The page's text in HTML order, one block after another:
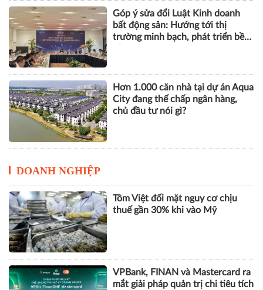
Góp ý sửa đổi Luật Kinh doanh
bất động sản: Hướng tới thị
trường minh bạch, phát triển bền
Hơn 1.000 căn nhà tại dự án Aqua
City đang thế chấp ngân hàng,
chủ đầu tư nói gì?
DOANH NGHIỆP
Tôm Việt đối mặt nguy cơ chịu
thuế gần 30% khi vào Mỹ
VPBank, FINAN và Mastercard ra
mắt giải pháp quản trị chi tiêu tích